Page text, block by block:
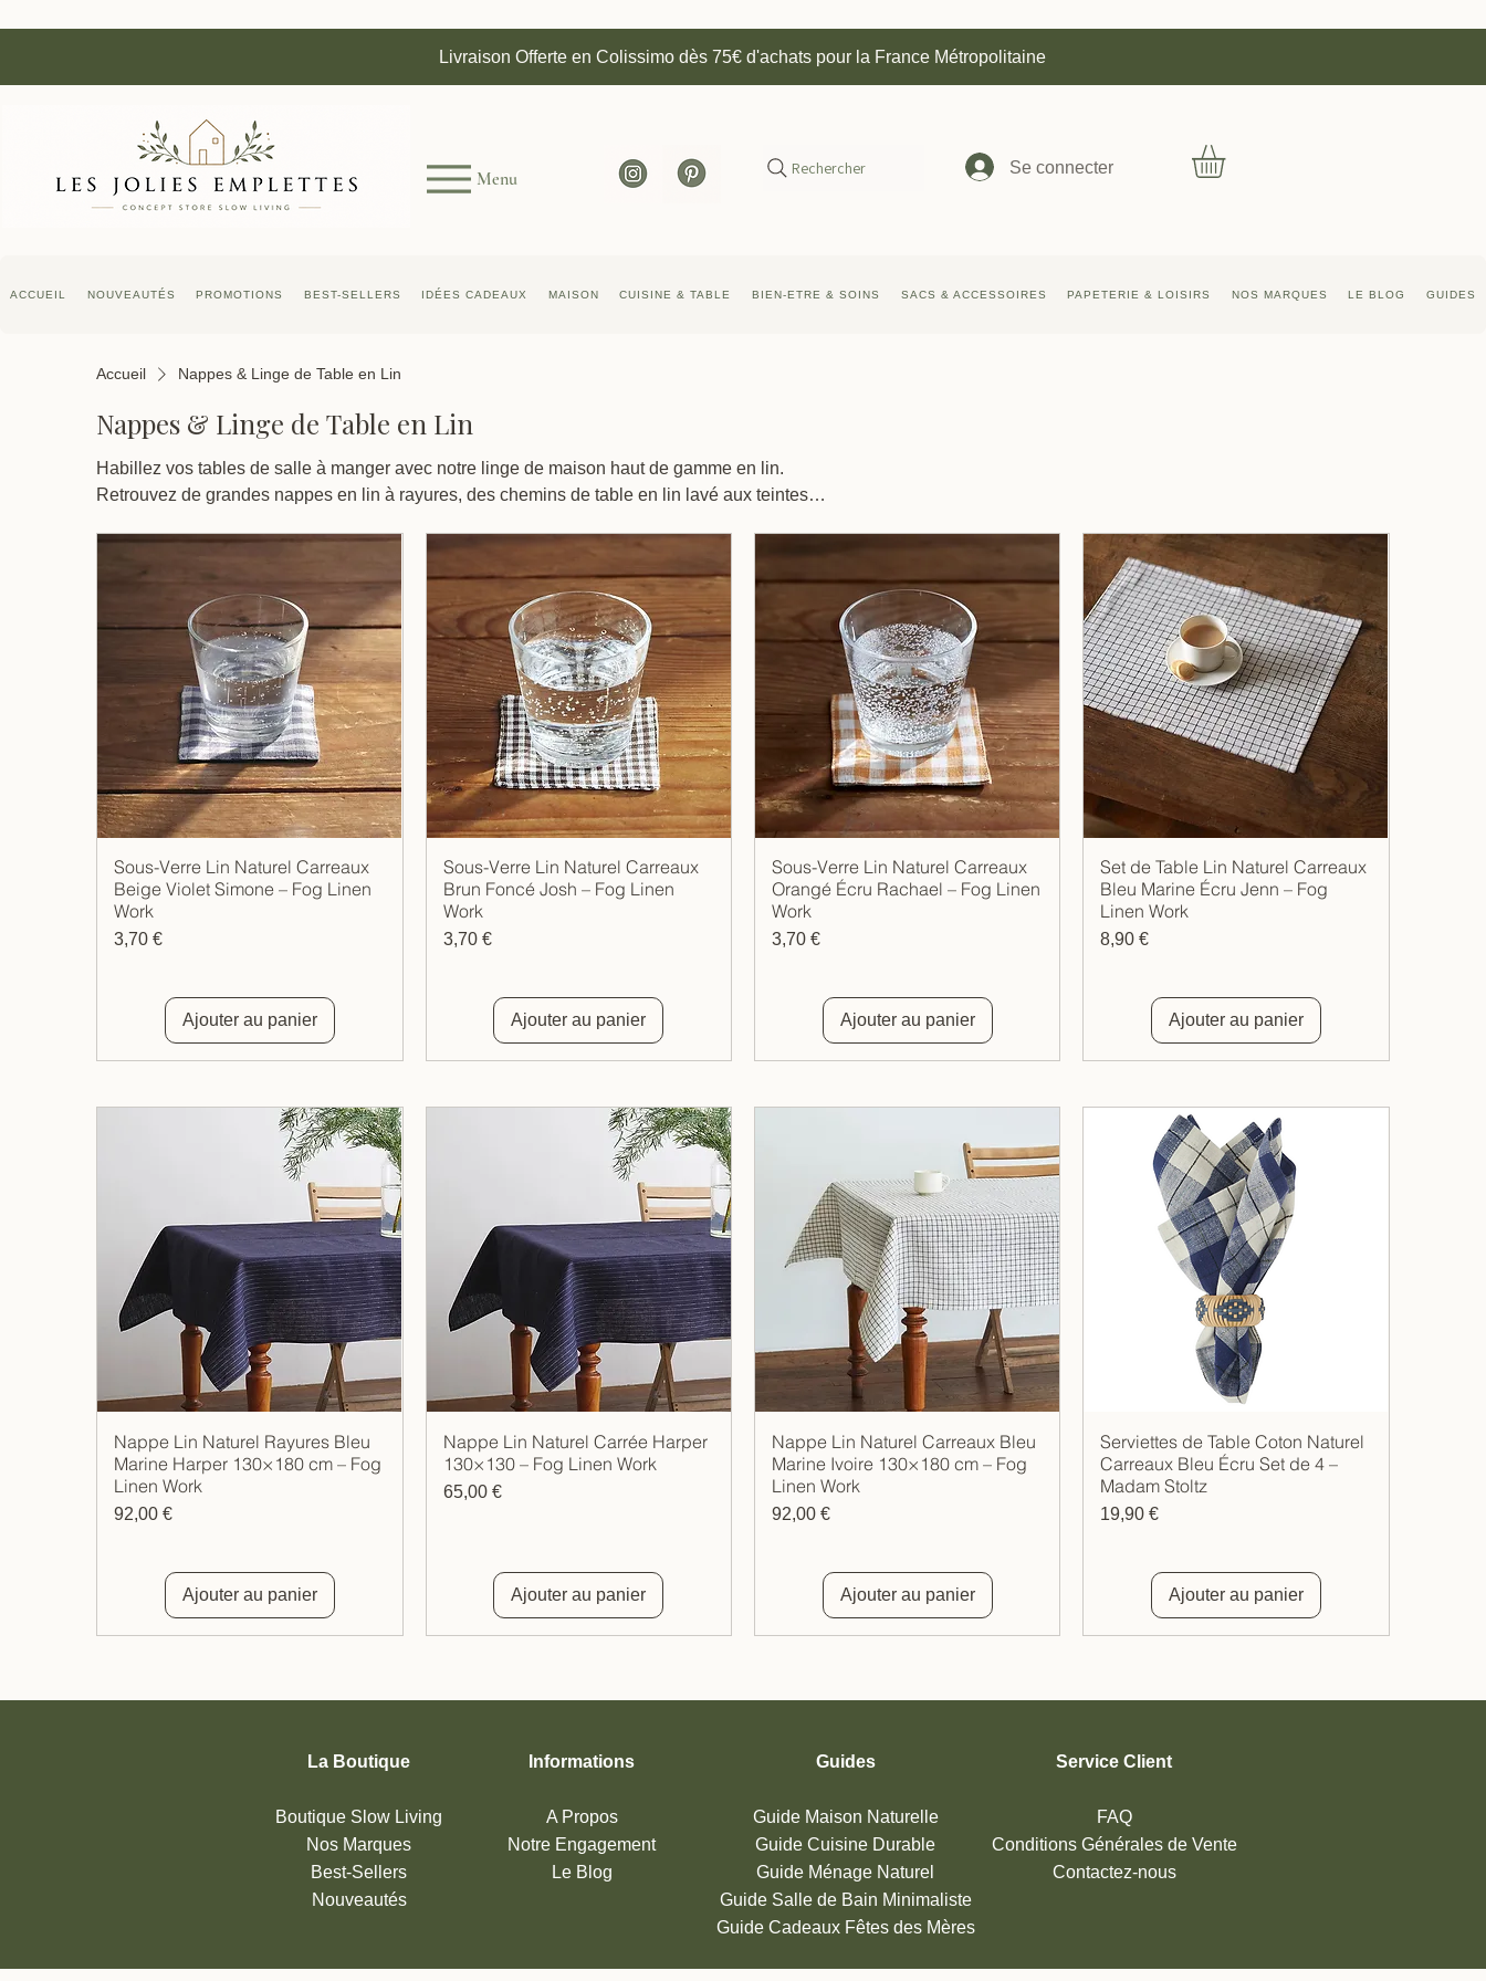
Livraison Offerte en Colissimo dès 75€ d'achats pour la France Métropolitaine
Menu Rechercher Se connecter
ACCUEIL NOUVEAUTÉS PROMOTIONS BEST-SELLERS IDÉES CADEAUX MAISON CUISINE & TABLE BIEN-ETRE & SOINS SACS & ACCESSOIRES PAPETERIE & LOISIRS NOS MARQUES LE BLOG GUIDES
Accueil Nappes & Linge de Table en Lin
Nappes & Linge de Table en Lin
Habillez vos tables de salle à manger avec notre linge de maison haut de gamme en lin.
Retrouvez de grandes nappes en lin à rayures, des chemins de table en lin lavé aux teintes
Aperçu rapide
Sous-Verre Lin Naturel Carreaux
Beige Violet Simone – Fog Linen
Work
Prix
3,70 €
Ajouter au panier
Aperçu rapide
Sous-Verre Lin Naturel Carreaux
Brun Foncé Josh – Fog Linen
Work
Prix
3,70 €
Ajouter au panier
Aperçu rapide
Sous-Verre Lin Naturel Carreaux
Orangé Écru Rachael – Fog Linen
Work
Prix
3,70 €
Ajouter au panier
Aperçu rapide
Set de Table Lin Naturel Carreaux
Bleu Marine Écru Jenn – Fog
Linen Work
Prix
8,90 €
Ajouter au panier
Aperçu rapide
Nappe Lin Naturel Rayures Bleu
Marine Harper 130×180 cm – Fog
Linen Work
Prix
92,00 €
Ajouter au panier
Aperçu rapide
Nappe Lin Naturel Carrée Harper
130×130 – Fog Linen Work
Prix
65,00 €
Ajouter au panier
Aperçu rapide
Nappe Lin Naturel Carreaux Bleu
Marine Ivoire 130×180 cm – Fog
Linen Work
Prix
92,00 €
Ajouter au panier
Aperçu rapide
Serviettes de Table Coton Naturel
Carreaux Bleu Écru Set de 4 –
Madam Stoltz
Prix
19,90 €
Ajouter au panier
La Boutique
Boutique Slow Living
Nos Marques
Best-Sellers
Nouveautés
Informations
A Propos
Notre Engagement
Le Blog
Guides
Guide Maison Naturelle
Guide Cuisine Durable
Guide Ménage Naturel
Guide Salle de Bain Minimaliste
Guide Cadeaux Fêtes des Mères
Service Client
FAQ
Conditions Générales de Vente
Contactez-nous